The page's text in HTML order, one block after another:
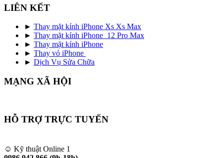
LIÊN KẾT
► Thay mặt kính iPhone Xs Xs Max
► Thay mặt kính iPhone 12 Pro Max
► Thay mặt kính iPhone
► Thay vỏ iPhone
► Dịch Vụ Sửa Chữa
MẠNG XÃ HỘI
HỖ TRỢ TRỰC TUYẾN
☺ Kỹ thuật Online 1